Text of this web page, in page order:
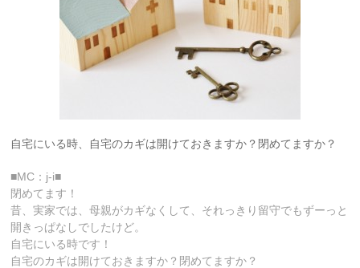
自宅にいる時、自宅のカギは開けておきますか？閉めてますか？
■MC：j-i■
閉めてます！
昔、実家では、母親がカギなくして、それっきり留守でもずーっと
開きっぱなしでしたけど。
自宅にいる時です！
自宅のカギは開けておきますか？閉めてますか？